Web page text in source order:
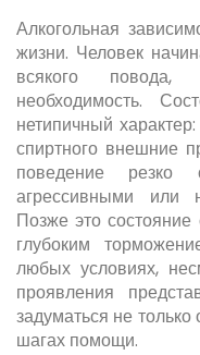
Алкогольная
жизни. Человек
всякого повода,
необходимость.
нетипичный
спиртного внешние
поведение резко
агрессивными или
Позже это
глубоким
любых условиях,
проявления
задуматься не
шагах помощи.